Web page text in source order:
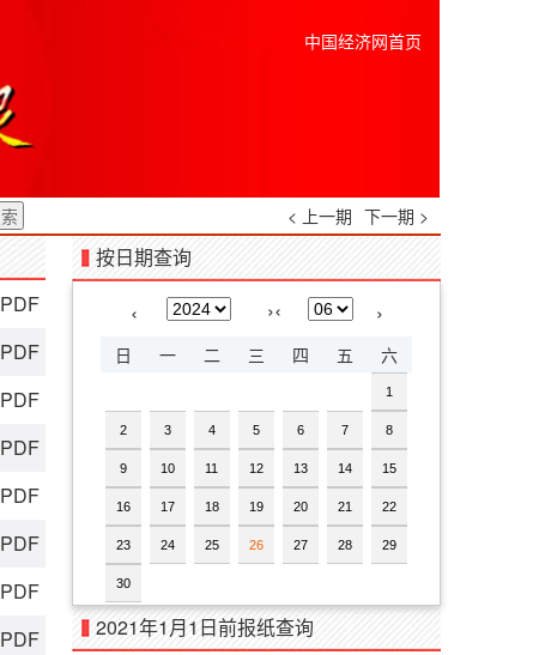
中国经济网首页
< 上一期 下一期 >
PDF
PDF
PDF
PDF
PDF
PDF
PDF
PDF
按日期查询
‹ ›‹ ›
日 一 二 三 四 五 六
1
2 3 4 5 6 7 8
9 10 11 12 13 14 15
16 17 18 19 20 21 22
23 24 25 26 27 28 29
30
2021年1月1日前报纸查询